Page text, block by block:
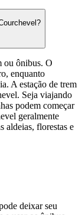
ou ônibus. O
enquanto
A estação de trem
Seja viajando
podem começar
geralmente
aldeias, florestas e
deixar seu